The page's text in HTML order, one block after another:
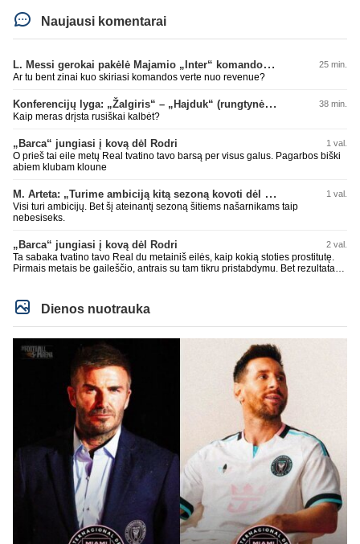
Naujausi komentarai
L. Messi gerokai pakėlė Majamio „Inter“ komandos vertę 25 min.
Ar tu bent zinai kuo skiriasi komandos verte nuo revenue?
Konferencijų lyga: „Žalgiris“ – „Hajduk“ (rungtynės tiesiogiai) 38 min.
Kaip meras drįsta rusiškai kalbėt?
„Barca“ jungiasi į kovą dėl Rodri 1 val.
O prieš tai eile metų Real tvatino tavo barsą per visus galus. Pagarbos biški
abiem klubam kloune
M. Arteta: „Turime ambiciją kitą sezoną kovoti dėl visų titulų“ 1 val.
Visi turi ambicijų. Bet šį ateinantį sezoną šitiems našarnikams taip
nebesiseks.
„Barca“ jungiasi į kovą dėl Rodri 2 val.
Ta sabaka tvatino tavo Real du metainiš eilės, kaip kokią stoties prostitutę.
Pirmais metais be gaileščio, antrais su tam tikru pristabdymu. Bet rezultatas
Dienos nuotrauka